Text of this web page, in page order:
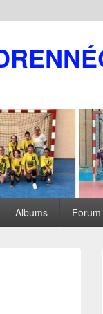
Albums Forum